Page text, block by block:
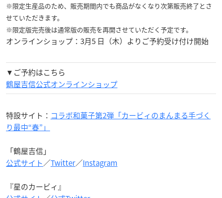
※限定生産品のため、販売期間内でも商品がなくなり次第販売終了とさ
せていただきます。
※限定版完売後は通常版の販売を再開させていただく予定です。
オンラインショップ：3月5 日（木）よりご予約受け付け開始
▼ご予約はこちら
鶴屋吉信公式オンラインショップ
特設サイト： コラボ和菓子第2弾「カービィのまんまる手づく
り最中“春”」
「鶴屋吉信」
公式サイト／Twitter／Instagram
『星のカービィ』